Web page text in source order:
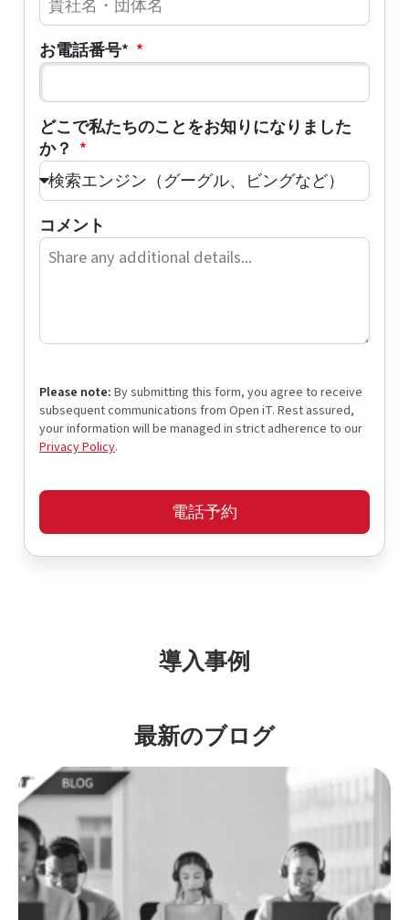
お電話番号*
どこで私たちのことをお知りになりました
か？
コメント
Please note: By submitting this form, you agree to receive
subsequent communications from Open iT. Rest assured,
your information will be managed in strict adherence to our
Privacy Policy.
電話予約
導入事例
最新のブログ